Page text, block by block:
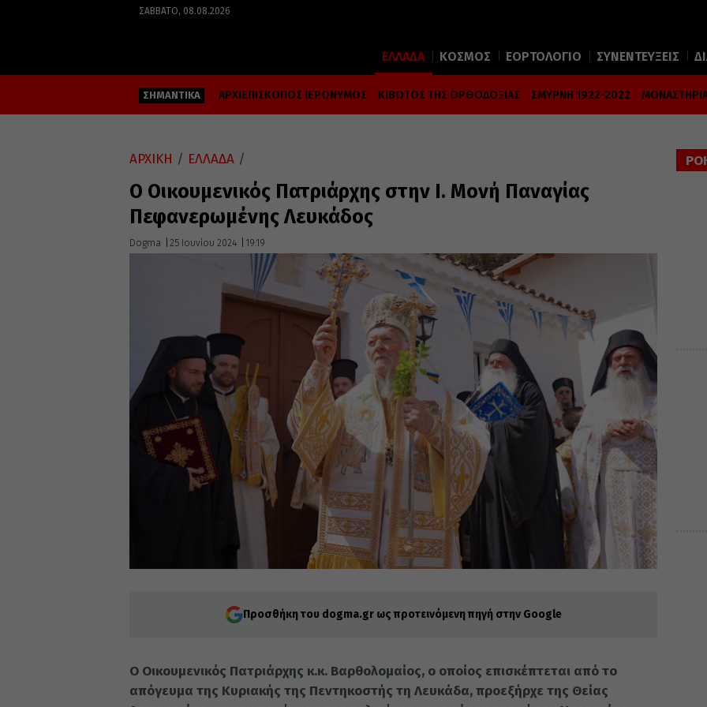
ΣΆΒΒΑΤΟ, 08.08.2026
ΕΛΛΑΔΑ ΚΟΣΜΟΣ ΕΟΡΤΟΛΟΓΙΟ ΣΥΝΕΝΤΕΥΞΕΙΣ
ΣΗΜΑΝΤΙΚΑ ΑΡΧΙΕΠΙΣΚΟΠΟΣ ΙΕΡΩΝΥΜΟΣ ΚΙΒΩΤΟΣ ΤΗΣ ΟΡΘΟΔΟΞΙΑΣ ΣΜΥΡΝΗ 1922-2022
ΑΡΧΙΚΗ / ΕΛΛΑΔΑ /
Ο Οικουμενικός Πατριάρχης στην Ι. Μονή Παναγίας
Πεφανερωμένης Λευκάδος
Dogma 25 Ιουνίου 2024 19:19
Προσθήκη του dogma.gr ως προτεινόμενη πηγή στην Google
Ο Οικουμενικός Πατριάρχης κ.κ. Βαρθολομαίος, ο οποίος επισκέπτεται από το
απόγευμα της Κυριακής της Πεντηκοστής τη Λευκάδα, προεξήρχε της Θείας